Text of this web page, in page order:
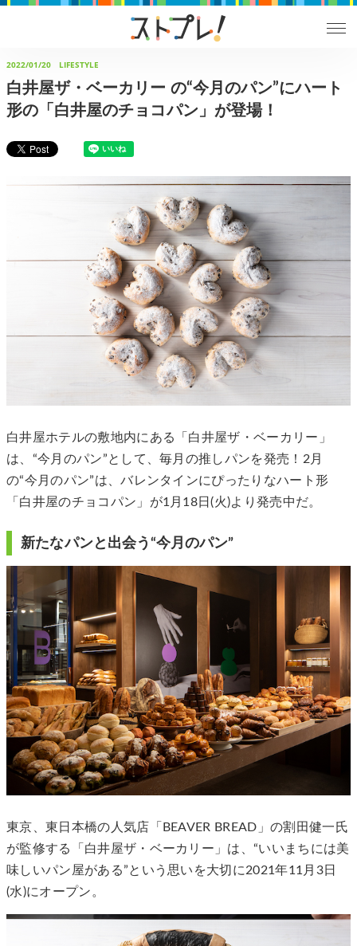
2022/01/20 LIFESTYLE
⽩井屋ザ・ベーカリー の“今⽉のパン”にハート
形の「白井屋のチョコパン」が登場！
白井屋ホテルの敷地内にある「白井屋ザ・ベーカリー」
は、“今⽉のパン”として、毎⽉の推しパンを発売！2月
の“今⽉のパン”は、バレンタインにぴったりなハート形
「⽩井屋のチョコパン」が1月18日(火)より発売中だ。
新たなパンと出会う“今⽉のパン”
東京、東日本橋の人気店「BEAVER BREAD」の割田健一氏
が監修する「白井屋ザ・ベーカリー」は、“いいまちには美
味しいパン屋がある”という思いを大切に2021年11月3日
(水)にオープン。